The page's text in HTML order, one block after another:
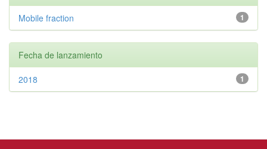
1
Mobile fraction
Fecha de lanzamiento
1
2018